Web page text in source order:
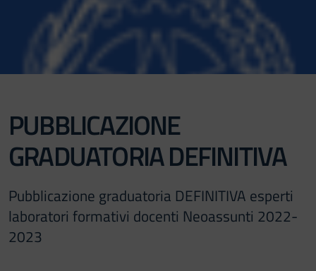
PUBBLICAZIONE
GRADUATORIA DEFINITIVA
Pubblicazione graduatoria DEFINITIVA esperti
laboratori formativi docenti Neoassunti 2022-
2023